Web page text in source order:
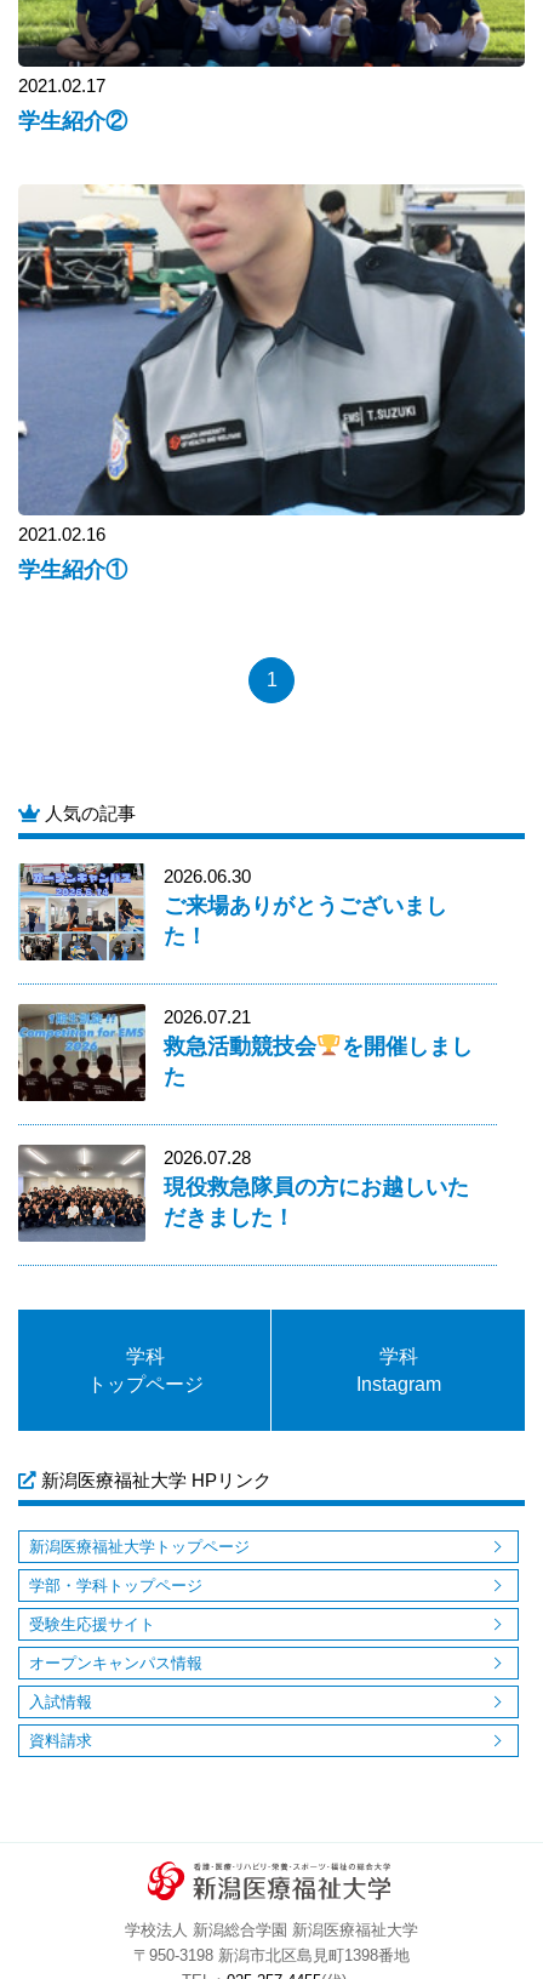
2021.02.17
学生紹介②
2021.02.16
学生紹介①
1
人気の記事
2026.06.30
ご来場ありがとうございまし
た！
2026.07.21
救急活動競技会
を開催しまし
た
2026.07.28
現役救急隊員の方にお越しいた
だきました！
学科
トップページ
学科
Instagram
新潟医療福祉大学 HPリンク
新潟医療福祉大学トップページ
学部・学科トップページ
受験生応援サイト
オープンキャンパス情報
入試情報
資料請求
学校法人 新潟総合学園 新潟医療福祉大学
〒950-3198 新潟市北区島見町1398番地